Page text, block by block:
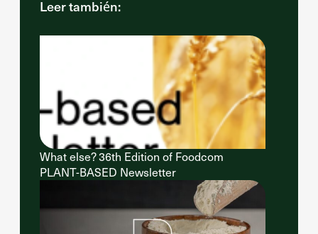
Leer también:
What else? 36th Edition of Foodcom
PLANT-BASED Newsletter